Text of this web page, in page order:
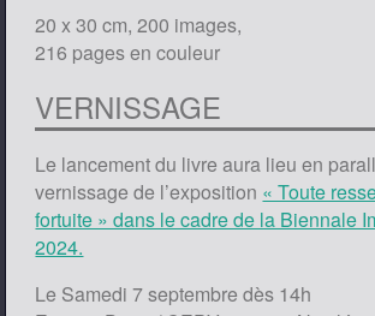
20 x 30 cm, 200 images,
216 pages en couleur
VERNISSAGE
Le lancement du livre aura lieu en
vernissage de l’exposition « Toute
fortuite » dans le cadre de la Biennale
2024.
Le Samedi 7 septembre dès 14h